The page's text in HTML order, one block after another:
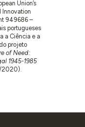
Union’s
Innovation
949686 –
portugueses
a Ciência e a
projeto
of Need:
1945-1985
2020).